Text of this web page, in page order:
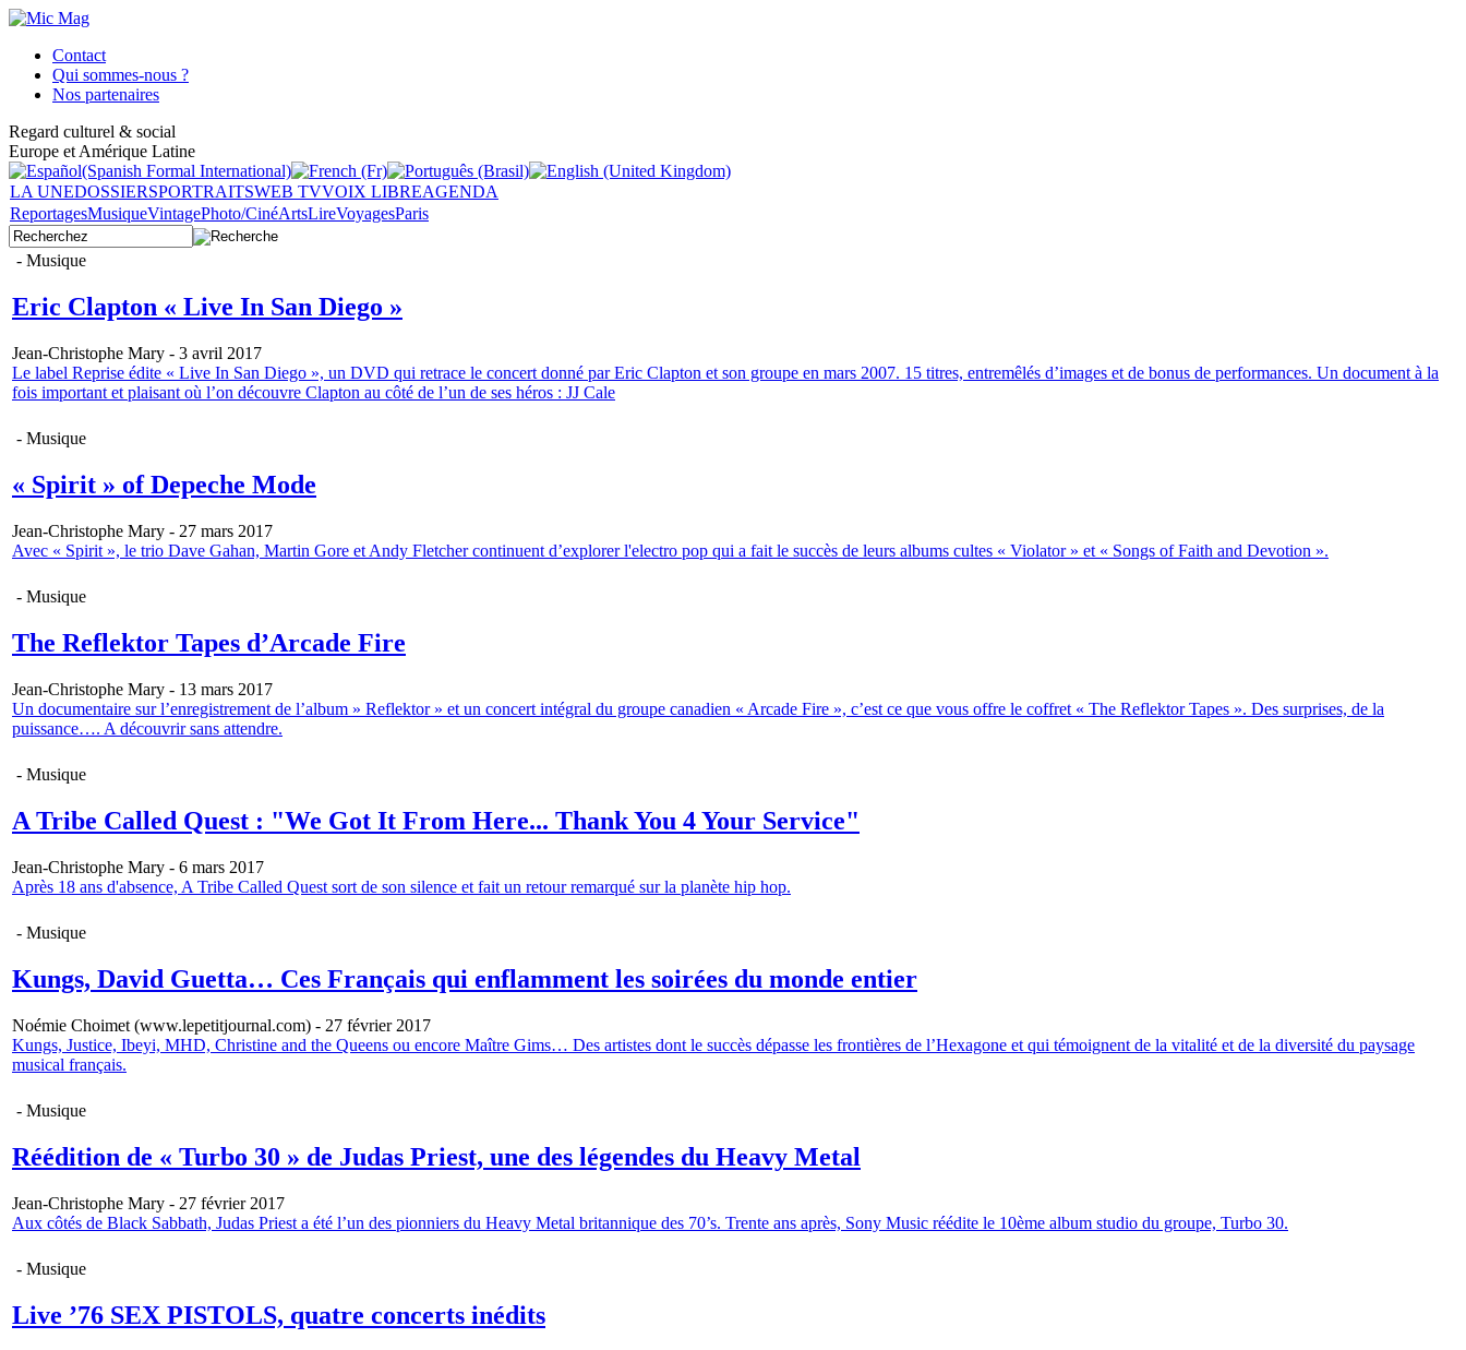
Contact
Qui sommes-nous ?
Nos partenaires
Regard culturel & social
Europe et Amérique Latine
LA UNEDOSSIERSPORTRAITSWEB TVVOIX LIBREAGENDA
ReportagesMusiqueVintagePhoto/CinéArtsLireVoyagesParis
- Musique
Eric Clapton « Live In San Diego »
Jean-Christophe Mary - 3 avril 2017
Le label Reprise édite « Live In San Diego », un DVD qui retrace le concert donné par Eric Clapton et son groupe en mars 2007. 15 titres, entremêlés d’images et de bonus de performances. Un document à la
fois important et plaisant où l’on découvre Clapton au côté de l’un de ses héros : JJ Cale
- Musique
« Spirit » of Depeche Mode
Jean-Christophe Mary - 27 mars 2017
Avec « Spirit », le trio Dave Gahan, Martin Gore et Andy Fletcher continuent d’explorer l'electro pop qui a fait le succès de leurs albums cultes « Violator » et « Songs of Faith and Devotion ».
- Musique
The Reflektor Tapes d’Arcade Fire
Jean-Christophe Mary - 13 mars 2017
Un documentaire sur l’enregistrement de l’album » Reflektor » et un concert intégral du groupe canadien « Arcade Fire », c’est ce que vous offre le coffret « The Reflektor Tapes ». Des surprises, de la
puissance…. A découvrir sans attendre.
- Musique
A Tribe Called Quest : "We Got It From Here... Thank You 4 Your Service"
Jean-Christophe Mary - 6 mars 2017
Après 18 ans d'absence, A Tribe Called Quest sort de son silence et fait un retour remarqué sur la planète hip hop.
- Musique
Kungs, David Guetta… Ces Français qui enflamment les soirées du monde entier
Noémie Choimet (www.lepetitjournal.com) - 27 février 2017
Kungs, Justice, Ibeyi, MHD, Christine and the Queens ou encore Maître Gims… Des artistes dont le succès dépasse les frontières de l’Hexagone et qui témoignent de la vitalité et de la diversité du paysage
musical français.
- Musique
Réédition de « Turbo 30 » de Judas Priest, une des légendes du Heavy Metal
Jean-Christophe Mary - 27 février 2017
Aux côtés de Black Sabbath, Judas Priest a été l’un des pionniers du Heavy Metal britannique des 70’s. Trente ans après, Sony Music réédite le 10ème album studio du groupe, Turbo 30.
- Musique
Live ’76 SEX PISTOLS, quatre concerts inédits